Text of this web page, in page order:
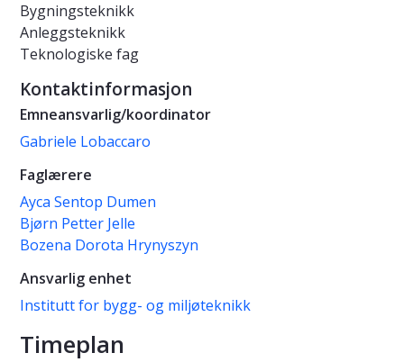
Bygningsteknikk
Anleggsteknikk
Teknologiske fag
Kontaktinformasjon
Emneansvarlig/koordinator
Gabriele Lobaccaro
Faglærere
Ayca Sentop Dumen
Bjørn Petter Jelle
Bozena Dorota Hrynyszyn
Ansvarlig enhet
Institutt for bygg- og miljøteknikk
Timeplan